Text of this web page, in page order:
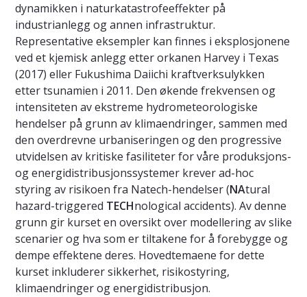
dynamikken i naturkatastrofeeffekter på
industrianlegg og annen infrastruktur.
Representative eksempler kan finnes i eksplosjonene
ved et kjemisk anlegg etter orkanen Harvey i Texas
(2017) eller Fukushima Daiichi kraftverksulykken
etter tsunamien i 2011. Den økende frekvensen og
intensiteten av ekstreme hydrometeorologiske
hendelser på grunn av klimaendringer, sammen med
den overdrevne urbaniseringen og den progressive
utvidelsen av kritiske fasiliteter for våre produksjons-
og energidistribusjonssystemer krever ad-hoc
styring av risikoen fra Natech-hendelser (NAtural
hazard-triggered TECHnological accidents). Av denne
grunn gir kurset en oversikt over modellering av slike
scenarier og hva som er tiltakene for å forebygge og
dempe effektene deres. Hovedtemaene for dette
kurset inkluderer sikkerhet, risikostyring,
klimaendringer og energidistribusjon.